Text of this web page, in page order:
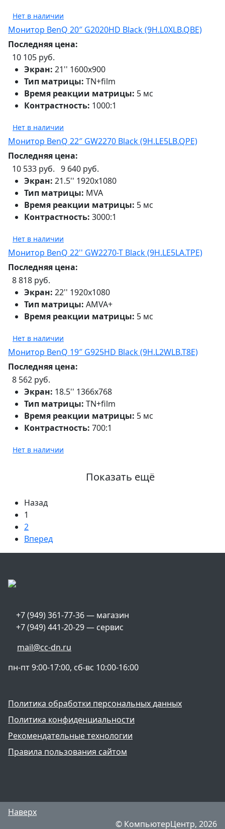
Нет в наличии
Монитор BenQ 20″ G2020HD Black (9H.L0XLB.QBE)
Последняя цена:
10 105 руб.
Экран: 21'' 1600x900
Тип матрицы: TN+film
Время реакции матрицы: 5 мс
Контрастность: 1000:1
Нет в наличии
Монитор BenQ 22″ GW2270 Black (9H.LE5LB.QPE)
Последняя цена:
10 533 руб. 9 640 руб.
Экран: 21.5'' 1920х1080
Тип матрицы: MVA
Время реакции матрицы: 5 мс
Контрастность: 3000:1
Нет в наличии
Монитор BenQ 22'' GW2270-T Black (9H.LE5LA.TPE)
Последняя цена:
8 818 руб.
Экран: 22'' 1920х1080
Тип матрицы: AMVA+
Время реакции матрицы: 5 мс
Нет в наличии
Монитор BenQ 19″ G925HD Black (9H.L2WLB.T8E)
Последняя цена:
8 562 руб.
Экран: 18.5'' 1366х768
Тип матрицы: TN+film
Время реакции матрицы: 5 мс
Контрастность: 700:1
Нет в наличии
Показать ещё
Назад
1
2
Вперед
+7 (949) 361-77-36 — магазин
+7 (949) 441-20-29 — сервис
mail@cc-dn.ru
пн-пт 9:00-17:00, сб-вс 10:00-16:00
Политика обработки персональных данных
Политика конфиденциальности
Рекомендательные технологии
Правила пользования сайтом
Наверх
© КомпьютерЦентр, 2026